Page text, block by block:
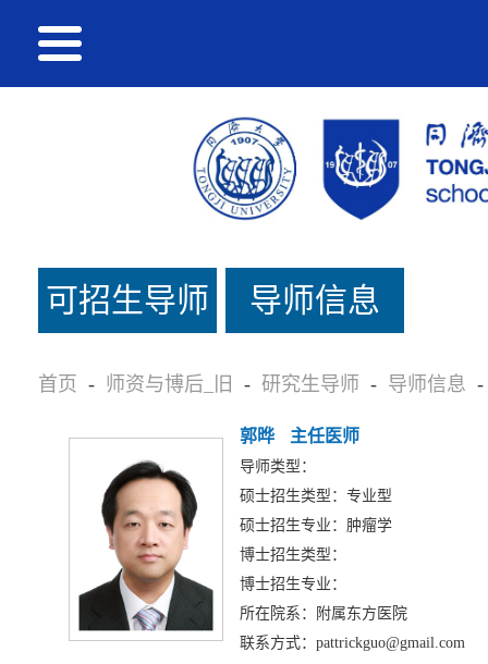
可招生导师
名单_旧
导师信息
首页 - 师资与博后_旧 - 研究生导师 - 导师信息 -
郭晔 主任医师
导师类型：
硕士招生类型：专业型
硕士招生专业：肿瘤学
博士招生类型：
博士招生专业：
所在院系：附属东方医院
联系方式：pattrickguo@gmail.com